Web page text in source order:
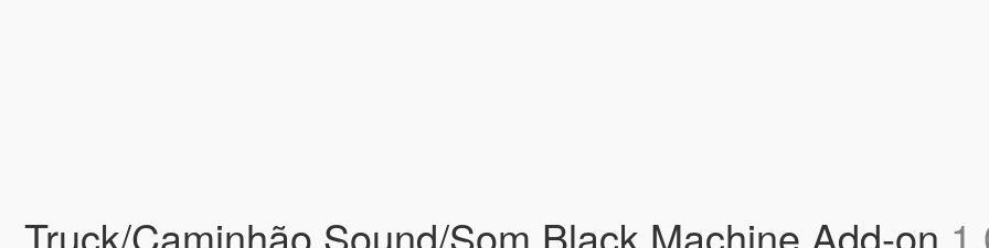
Truck/Caminhão Sound/Som Black Machine Add-on